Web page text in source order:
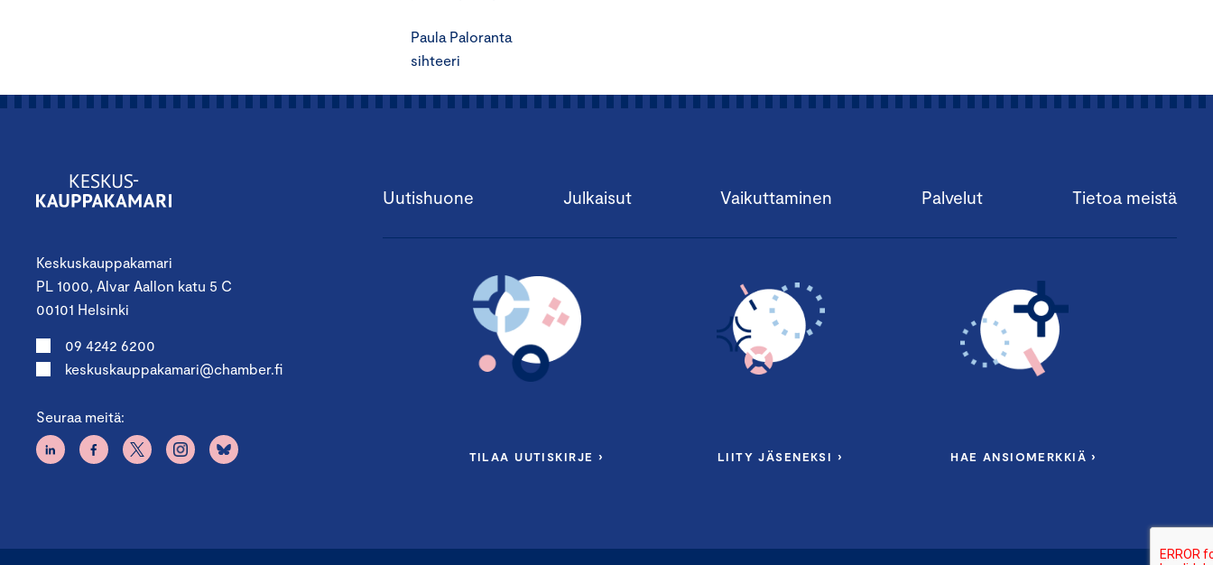
Paula Paloranta
sihteeri
Keskuskauppakamari
PL 1000, Alvar Aallon katu 5 C
00101 Helsinki
09 4242 6200
keskuskauppakamari@chamber.fi
Seuraa meitä:
Uutishuone Julkaisut Vaikuttaminen Palvelut Tietoa meistä
TILAA UUTISKIRJE › LIITY JÄSENEKSI › HAE ANSIOMERKKIÄ ›